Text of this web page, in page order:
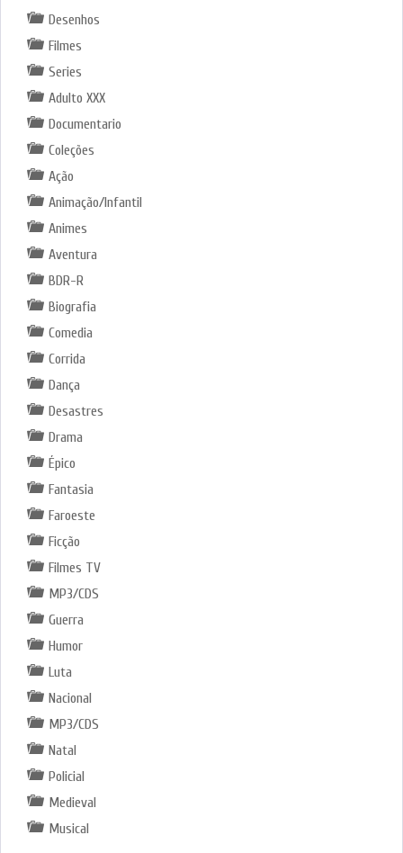
Desenhos
Filmes
Series
Adulto XXX
Documentario
Coleções
Ação
Animação/Infantil
Animes
Aventura
BDR-R
Biografia
Comedia
Corrida
Dança
Desastres
Drama
Épico
Fantasia
Faroeste
Ficção
Filmes TV
MP3/CDS
Guerra
Humor
Luta
Nacional
MP3/CDS
Natal
Policial
Medieval
Musical